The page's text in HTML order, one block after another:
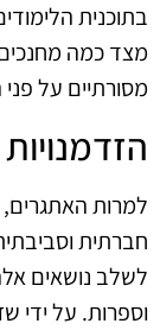
בתוכנית
מצד כמה
מסורתיים על
למרות האתגרים,
חברתית
לשלב נושאים
וספרות. על ידי